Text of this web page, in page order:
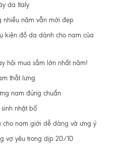
da Italy
nhiều năm vẫn mới đẹp
kiện đồ da dành cho nam của
hội mua sắm lớn nhất năm!
thắt lưng
nam đúng chuẩn
nhật bố
cho nam giới dễ dàng và ưng ý
vợ yêu trong dịp 20/10